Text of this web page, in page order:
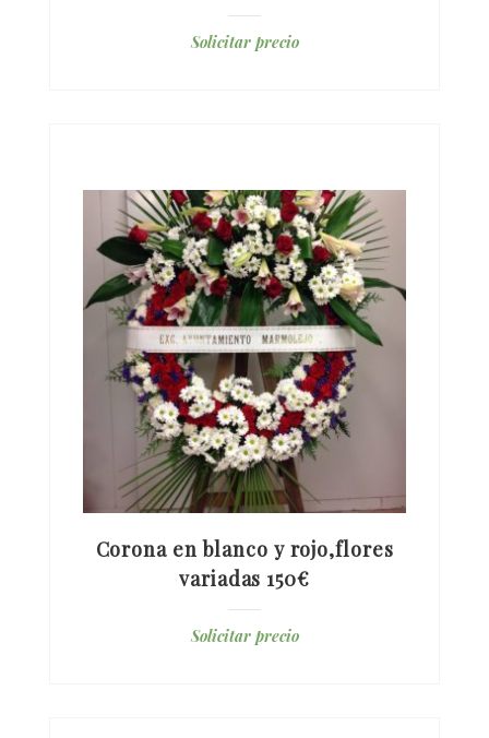
Solicitar precio
Corona en blanco y rojo,flores
variadas 150€
Solicitar precio